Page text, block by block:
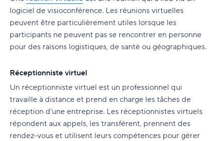
logiciel de visioconférence. Les réunions virtuelles
peuvent être particulièrement utiles lorsque les
participants ne peuvent pas se rencontrer en personne
pour des raisons logistiques, de santé ou géographiques.
Réceptionniste virtuel
Un réceptionniste virtuel est un professionnel qui
travaille à distance et prend en charge les tâches de
réception d'une entreprise. Les réceptionnistes virtuels
répondent aux appels, les transférent, prennent des
rendez-vous et utilisent leurs compétences pour gérer